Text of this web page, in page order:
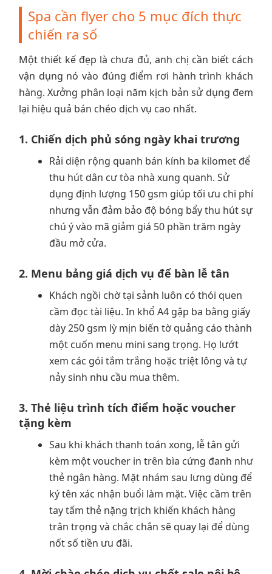
Spa cần flyer cho 5 mục đích thực
chiến ra số
Một thiết kế đẹp là chưa đủ, anh chị cần biết cách
vận dụng nó vào đúng điểm rơi hành trình khách
hàng. Xưởng phân loại năm kịch bản sử dụng đem
lại hiệu quả bán chéo dịch vụ cao nhất.
1. Chiến dịch phủ sóng ngày khai trương
Rải diện rộng quanh bán kính ba kilomet để
thu hút dân cư tòa nhà xung quanh. Sử
dụng định lượng 150 gsm giúp tối ưu chi phí
nhưng vẫn đảm bảo độ bóng bẩy thu hút sự
chú ý vào mã giảm giá 50 phần trăm ngày
đầu mở cửa.
2. Menu bảng giá dịch vụ để bàn lễ tân
Khách ngồi chờ tại sảnh luôn có thói quen
cầm đọc tài liệu. In khổ A4 gập ba bằng giấy
dày 250 gsm lỳ mịn biến tờ quảng cáo thành
một cuốn menu mini sang trọng. Họ lướt
xem các gói tắm trắng hoặc triệt lông và tự
nảy sinh nhu cầu mua thêm.
3. Thẻ liệu trình tích điểm hoặc voucher
tặng kèm
Sau khi khách thanh toán xong, lễ tân gửi
kèm một voucher in trên bìa cứng đanh như
thẻ ngân hàng. Mặt nhám sau lưng dùng để
ký tên xác nhận buổi làm mặt. Việc cầm trên
tay tấm thẻ nặng trịch khiến khách hàng
trân trọng và chắc chắn sẽ quay lại để dùng
nốt số tiền ưu đãi.